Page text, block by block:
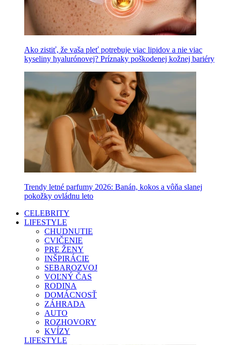
Ako zistiť, že vaša pleť potrebuje viac lipidov a nie viac
kyseliny hyalurónovej? Príznaky poškodenej kožnej bariéry
Trendy letné parfumy 2026: Banán, kokos a vôňa slanej
pokožky ovládnu leto
CELEBRITY
LIFESTYLE
CHUDNUTIE
CVIČENIE
PRE ŽENY
INŠPIRÁCIE
SEBAROZVOJ
VOĽNÝ ČAS
RODINA
DOMÁCNOSŤ
ZÁHRADA
AUTO
ROZHOVORY
KVÍZY
LIFESTYLE